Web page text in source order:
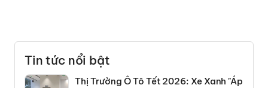
Tin tức nổi bật
Thị Trường Ô Tô Tết 2026: Xe Xanh "Áp